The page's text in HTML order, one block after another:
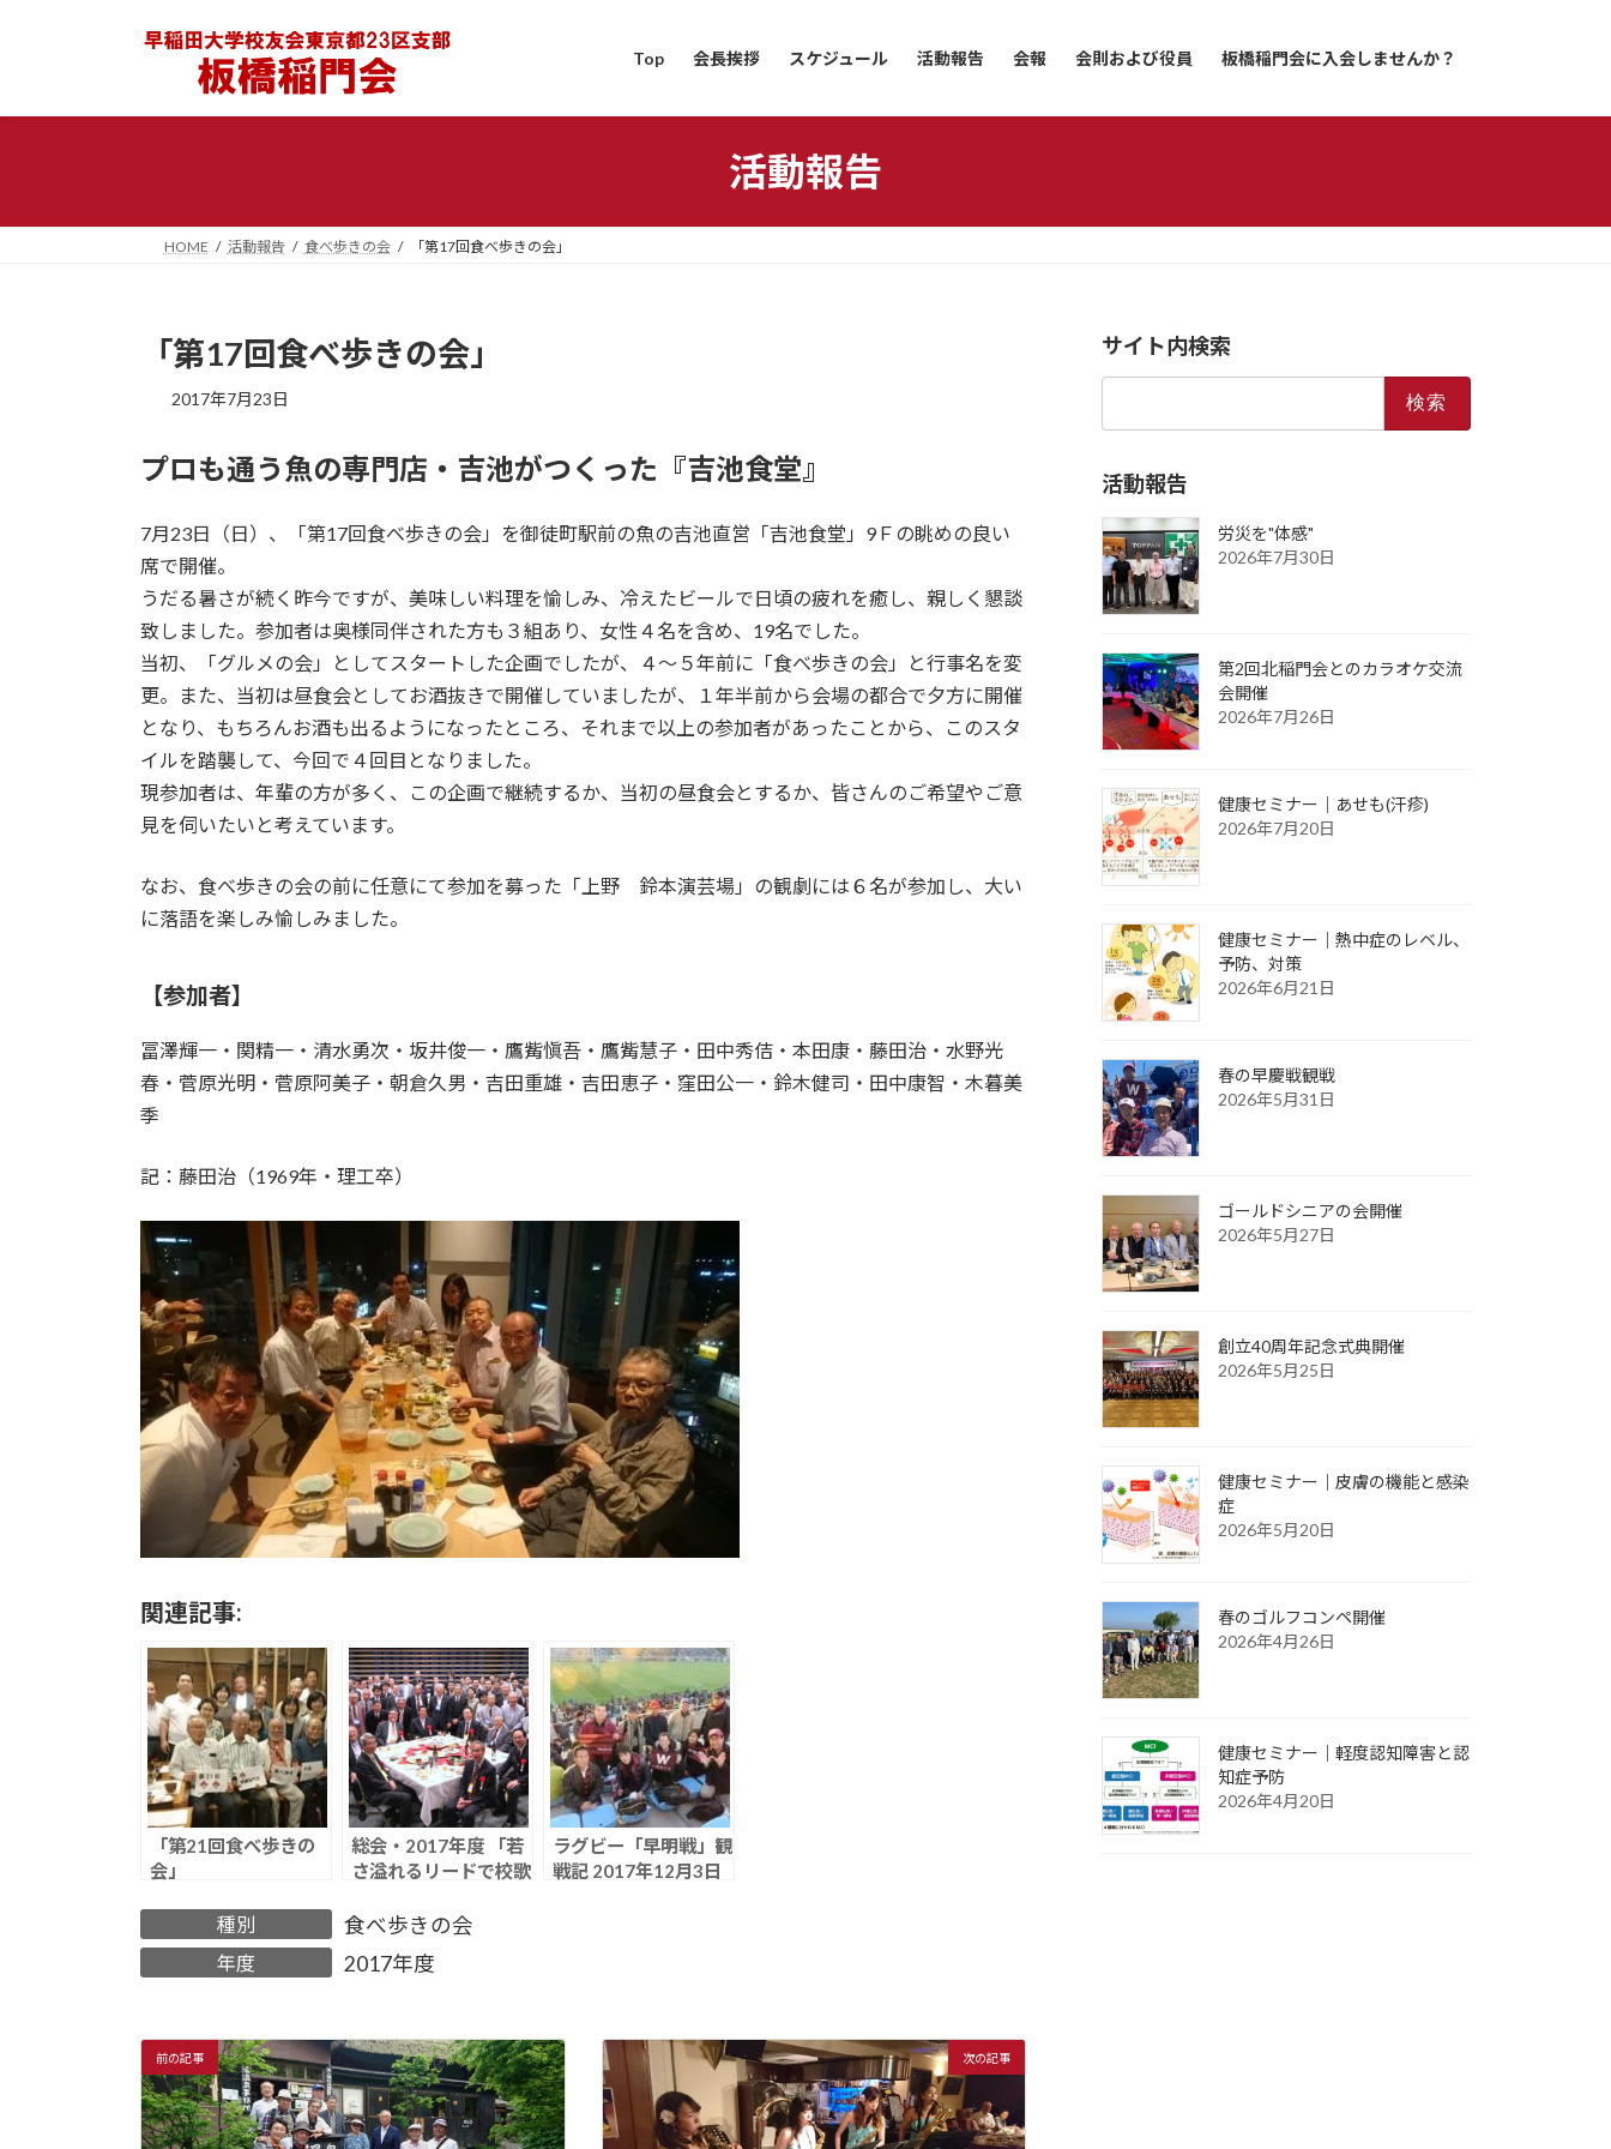
Top 会長挨拶 スケジュール 活動報告 会報 会則および役員 板橋稲門会に入会しませんか？
活動報告
HOME 活動報告 食べ歩きの会 「第17回食べ歩きの会」
「第17回食べ歩きの会」
2017年7月23日
プロも通う魚の専門店・吉池がつくった『吉池食堂』
7月23日（日）、「第17回食べ歩きの会」を御徒町駅前の魚の吉池直営「吉池食堂」9Ｆの眺めの良い
席で開催。
うだる暑さが続く昨今ですが、美味しい料理を愉しみ、冷えたビールで日頃の疲れを癒し、親しく懇談
致しました。参加者は奥様同伴された方も３組あり、女性４名を含め、19名でした。
当初、「グルメの会」としてスタートした企画でしたが、４～５年前に「食べ歩きの会」と行事名を変
更。また、当初は昼食会としてお酒抜きで開催していましたが、１年半前から会場の都合で夕方に開催
となり、もちろんお酒も出るようになったところ、それまで以上の参加者があったことから、このスタ
イルを踏襲して、今回で４回目となりました。
現参加者は、年輩の方が多く、この企画で継続するか、当初の昼食会とするか、皆さんのご希望やご意
見を伺いたいと考えています。
なお、食べ歩きの会の前に任意にて参加を募った「上野 鈴本演芸場」の観劇には６名が参加し、大い
に落語を楽しみ愉しみました。
【参加者】
冨澤輝一・関精一・清水勇次・坂井俊一・鷹觜愼吾・鷹觜慧子・田中秀佶・本田康・藤田治・水野光
春・菅原光明・菅原阿美子・朝倉久男・吉田重雄・吉田恵子・窪田公一・鈴木健司・田中康智・木暮美
季
記：藤田治（1969年・理工卒）
関連記事:
「第21回食べ歩きの
会」
総会・2017年度 「若
さ溢れるリードで校歌
ラグビー「早明戦」観
戦記 2017年12月3日
種別 食べ歩きの会
年度 2017年度
前の記事 次の記事
サイト内検索
活動報告
労災を"体感"
2026年7月30日
第2回北稲門会とのカラオケ交流
会開催
2026年7月26日
健康セミナー｜あせも(汗疹)
2026年7月20日
健康セミナー｜熱中症のレベル、
予防、対策
2026年6月21日
春の早慶戦観戦
2026年5月31日
ゴールドシニアの会開催
2026年5月27日
創立40周年記念式典開催
2026年5月25日
健康セミナー｜皮膚の機能と感染
症
2026年5月20日
春のゴルフコンペ開催
2026年4月26日
健康セミナー｜軽度認知障害と認
知症予防
2026年4月20日